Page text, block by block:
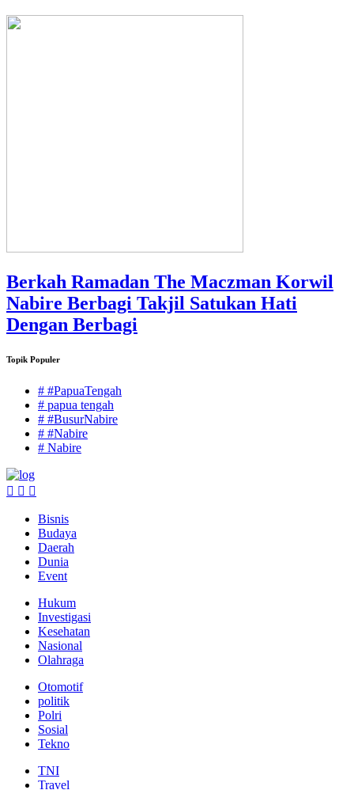
Berkah Ramadan The Maczman Korwil
Nabire Berbagi Takjil Satukan Hati
Dengan Berbagi
Topik Populer
# #PapuaTengah
# papua tengah
# #BusurNabire
# #Nabire
# Nabire
Bisnis
Budaya
Daerah
Dunia
Event
Hukum
Investigasi
Kesehatan
Nasional
Olahraga
Otomotif
politik
Polri
Sosial
Tekno
TNI
Travel